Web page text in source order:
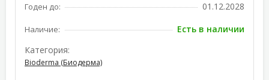
Годен до: 01.12.2028
Наличие:
Есть в наличии
Категория:
Bioderma (Биодерма)